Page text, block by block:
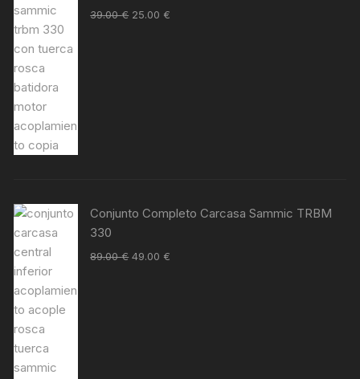
39.00€ 25.00 €
Conjunto Completo Carcasa Sammic TRBM
330
89.00€ 49.00 €